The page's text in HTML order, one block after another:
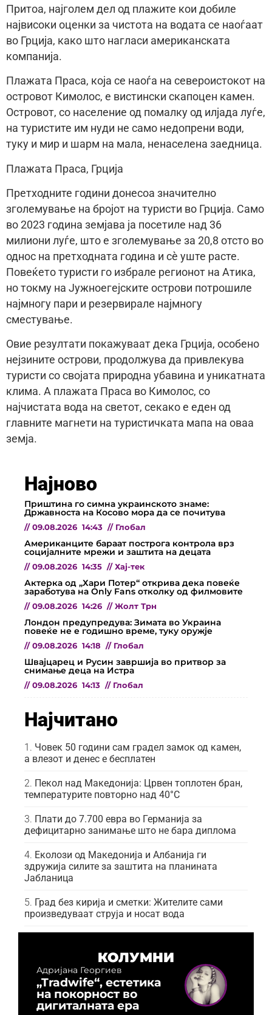
Притоа, најголем дел од плажите кои добиле
највисоки оценки за чистота на водата се наоѓаат
во Грција, како што нагласи американската
компанија.
Плажата Праса, која се наоѓа на североистокот на
островот Кимолос, е вистински скапоцен камен.
Островот, со население од помалку од илјада луѓе,
на туристите им нуди не само недопрени води,
туку и мир и шарм на мала, ненаселена заедница.
Плажата Праса, Грција
Претходните години донесоа значително
зголемување на бројот на туристи во Грција. Само
во 2023 година земјава ја посетиле над 36
милиони луѓе, што е зголемување за 20,8 отсто во
однос на претходната година и сè уште расте.
Повеќето туристи го избрале регионот на Атика,
но токму на Јужноегејските острови потрошиле
најмногу пари и резервирале најмногу
сместување.
Овие резултати покажуваат дека Грција, особено
нејзините острови, продолжува да привлекува
туристи со својата природна убавина и уникатната
клима. А плажата Праса во Кимолос, со
најчистата вода на светот, секако е еден од
главните магнети на туристичката мапа на оваа
земја.
Најново
Приштина го симна украинското знаме:
Државноста на Косово мора да се почитува
// 09.08.2026 14:43 // Глобал
Американците бараат построга контрола врз
социјалните мрежи и заштита на децата
// 09.08.2026 14:35 // Хај-тек
Актерка од „Хари Потер“ открива дека повеќе
заработува на Only Fans отколку од филмовите
// 09.08.2026 14:26 // Жолт Трн
Лондон предупредува: Зимата во Украина
повеќе не е годишно време, туку оружје
// 09.08.2026 14:18 // Глобал
Швајцарец и Русин завршија во притвор за
снимање деца на Истра
// 09.08.2026 14:13 // Глобал
Најчитано
Човек 50 години сам градел замок од камен,
а влезот и денес е бесплатен
Пекол над Македонија: Црвен топлотен бран,
температурите повторно над 40°C
Плати до 7.700 евра во Германија за
дефицитарно занимање што не бара диплома
Еколози од Македонија и Албанија ги
здружија силите за заштита на планината
Јабланица
Град без кирија и сметки: Жителите сами
произведуваат струја и носат вода
КОЛУМНИ
Адријана Георгиев
„Tradwife“, естетика
на покорност во
дигиталната ера